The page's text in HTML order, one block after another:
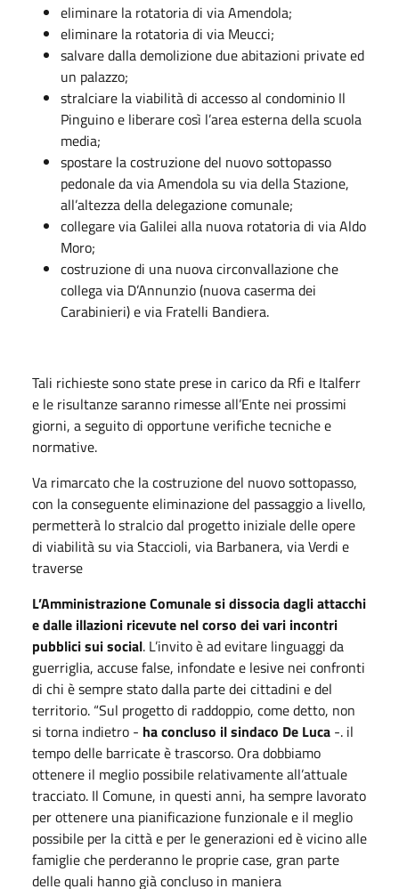
eliminare la rotatoria di via Amendola;
eliminare la rotatoria di via Meucci;
salvare dalla demolizione due abitazioni private ed
un palazzo;
stralciare la viabilità di accesso al condominio Il
Pinguino e liberare così l’area esterna della scuola
media;
spostare la costruzione del nuovo sottopasso
pedonale da via Amendola su via della Stazione,
all’altezza della delegazione comunale;
collegare via Galilei alla nuova rotatoria di via Aldo
Moro;
costruzione di una nuova circonvallazione che
collega via D’Annunzio (nuova caserma dei
Carabinieri) e via Fratelli Bandiera.
Tali richieste sono state prese in carico da Rfi e Italferr
e le risultanze saranno rimesse all’Ente nei prossimi
giorni, a seguito di opportune verifiche tecniche e
normative.
Va rimarcato che la costruzione del nuovo sottopasso,
con la conseguente eliminazione del passaggio a livello,
permetterà lo stralcio dal progetto iniziale delle opere
di viabilità su via Staccioli, via Barbanera, via Verdi e
traverse
L’Amministrazione Comunale si dissocia dagli attacchi
e dalle illazioni ricevute nel corso dei vari incontri
pubblici sui social. L’invito è ad evitare linguaggi da
guerriglia, accuse false, infondate e lesive nei confronti
di chi è sempre stato dalla parte dei cittadini e del
territorio. “Sul progetto di raddoppio, come detto, non
si torna indietro - ha concluso il sindaco De Luca -. il
tempo delle barricate è trascorso. Ora dobbiamo
ottenere il meglio possibile relativamente all’attuale
tracciato. Il Comune, in questi anni, ha sempre lavorato
per ottenere una pianificazione funzionale e il meglio
possibile per la città e per le generazioni ed è vicino alle
famiglie che perderanno le proprie case, gran parte
delle quali hanno già concluso in maniera